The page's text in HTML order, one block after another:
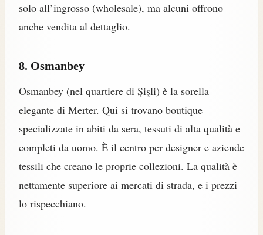
solo all’ingrosso (wholesale), ma alcuni offrono
anche vendita al dettaglio.
8. Osmanbey
Osmanbey (nel quartiere di Şişli) è la sorella
elegante di Merter. Qui si trovano boutique
specializzate in abiti da sera, tessuti di alta qualità e
completi da uomo. È il centro per designer e aziende
tessili che creano le proprie collezioni. La qualità è
nettamente superiore ai mercati di strada, e i prezzi
lo rispecchiano.